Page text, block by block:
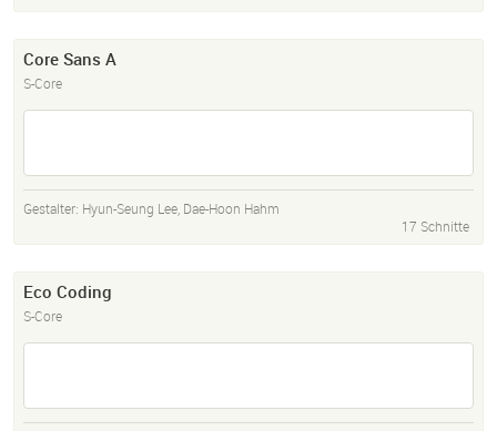
Core Sans A
S-Core
Gestalter: Hyun-Seung Lee, Dae-Hoon Hahm
17 Schnitte
Eco Coding
S-Core